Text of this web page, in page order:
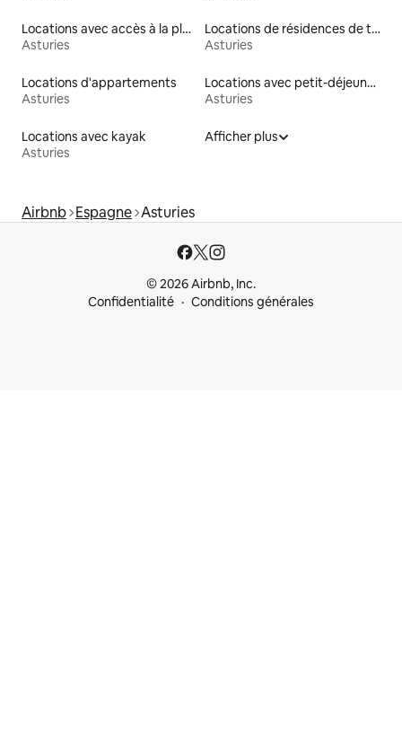
Locations avec accès à la plage
Asturies
Locations de résidences de tourisme
Asturies
Locations d'appartements
Asturies
Locations avec petit-déjeuner
Asturies
Locations avec kayak
Asturies
Afficher plus
Airbnb Espagne Asturies
© 2026 Airbnb, Inc.
Confidentialité
Conditions générales